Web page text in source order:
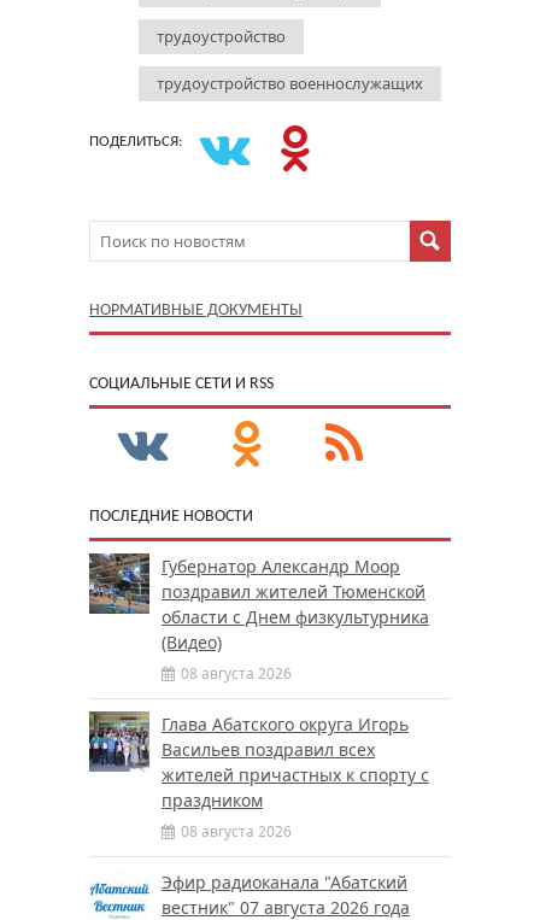
трудоустройство
трудоустройство военнослужащих
ПОДЕЛИТЬСЯ:
НОРМАТИВНЫЕ ДОКУМЕНТЫ
CОЦИАЛЬНЫЕ СЕТИ И RSS
ПОСЛЕДНИЕ НОВОСТИ
Губернатор Александр Моор
поздравил жителей Тюменской
области с Днем физкультурника
(Видео)
08 августа 2026
Глава Абатского округа Игорь
Васильев поздравил всех
жителей причастных к спорту с
праздником
08 августа 2026
Эфир радиоканала "Абатский
вестник" 07 августа 2026 года